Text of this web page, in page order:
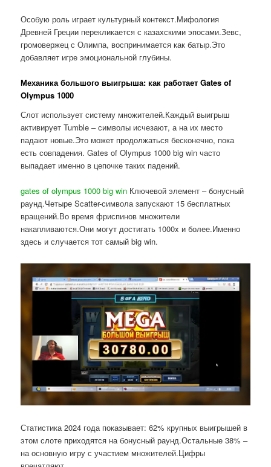
Особую роль играет культурный контекст.Мифология
Древней Греции перекликается с казахскими эпосами.Зевс,
громовержец с Олимпа, воспринимается как батыр.Это
добавляет игре эмоциональной глубины.
Механика большого выигрыша: как работает Gates of
Olympus 1000
Слот использует систему множителей.Каждый выигрыш
активирует Tumble – символы исчезают, а на их место
падают новые.Это может продолжаться бесконечно, пока
есть совпадения. Gates of Olympus 1000 big win часто
выпадает именно в цепочке таких падений.
gates of olympus 1000 big win Ключевой элемент – бонусный
раунд.Четыре Scatter-символа запускают 15 бесплатных
вращений.Во время фриспинов множители
накапливаются.Они могут достигать 1000x и более.Именно
здесь и случается тот самый big win.
Статистика 2024 года показывает: 62% крупных выигрышей в
этом слоте приходятся на бонусный раунд.Остальные 38% –
на основную игру с участием множителей.Цифры